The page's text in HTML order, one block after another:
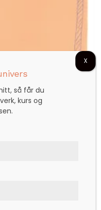
(gult)
så får du
kurs og
X